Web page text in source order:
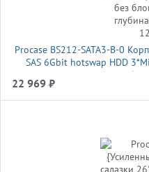
Procase BS212-SATA3-B-0
SAS 6Gbit hotswap HDD
питания,
22 969 ₽